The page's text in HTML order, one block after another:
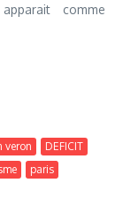
comme
veron
DEFICIT
paris